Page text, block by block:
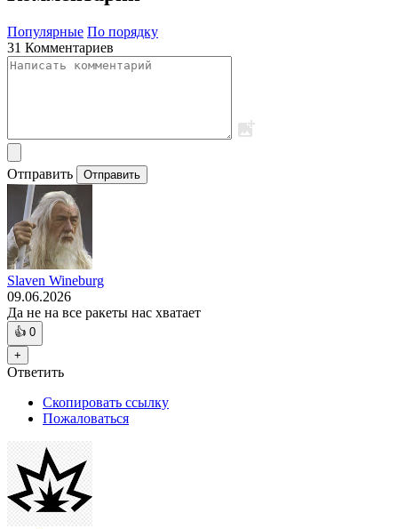
Популярные По порядку
31 Комментариев
Отправить Отправить
Slaven Wineburg
09.06.2026
Да не на все ракеты нас хватает
👍 0
+
Ответить
Скопировать ссылку
Пожаловаться